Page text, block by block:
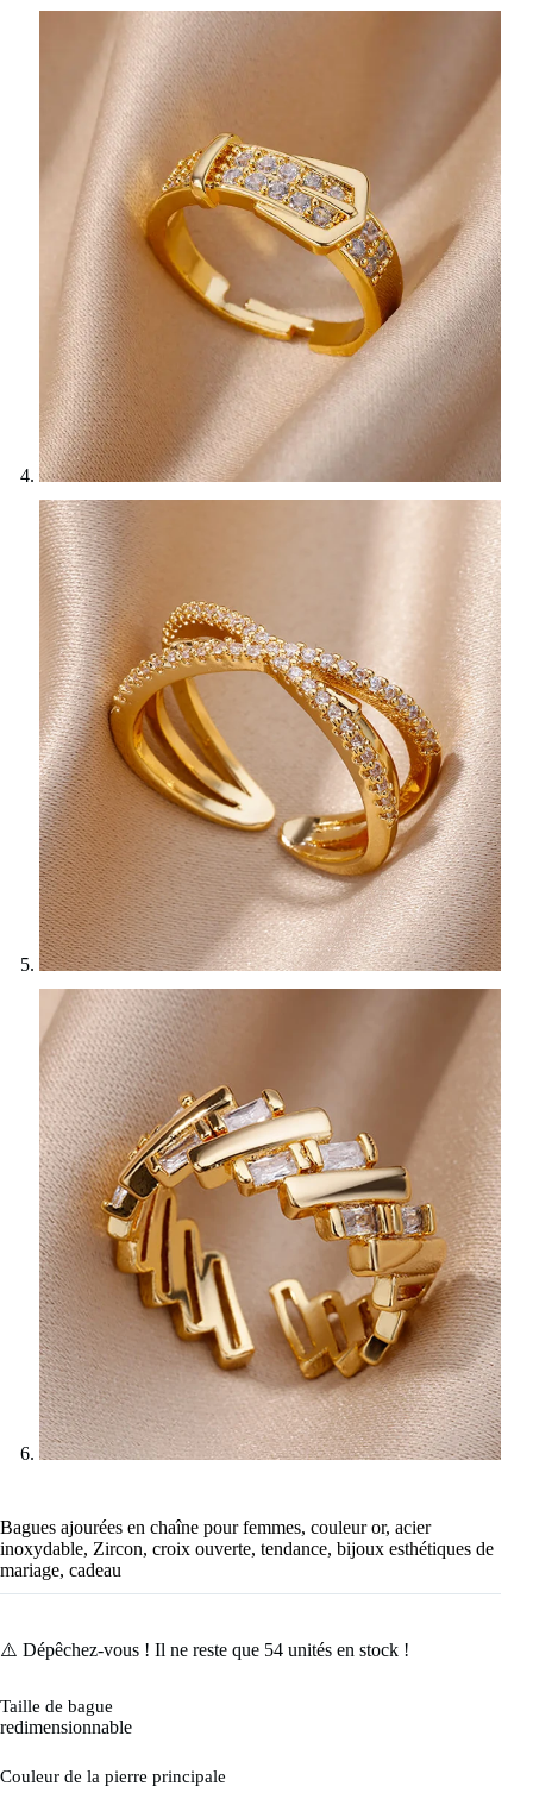
Bagues ajourées en chaîne pour femmes, couleur or, acier
inoxydable, Zircon, croix ouverte, tendance, bijoux esthétiques de
mariage, cadeau
⚠️ Dépêchez-vous ! Il ne reste que 54 unités en stock !
Taille de bague
redimensionnable
Couleur de la pierre principale